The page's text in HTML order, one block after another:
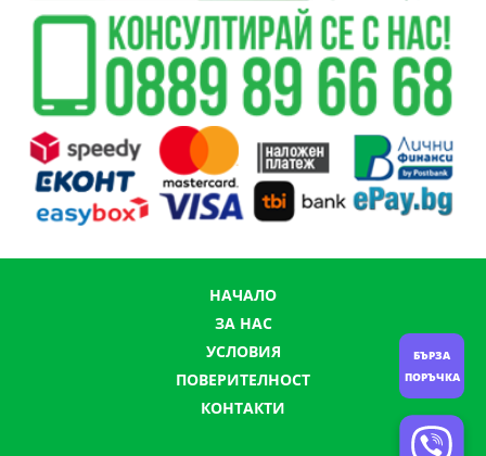
НАЧАЛО
ЗА НАС
УСЛОВИЯ
ПОВЕРИТЕЛНОСТ
КОНТАКТИ
БЪРЗА
ПОРЪЧКА